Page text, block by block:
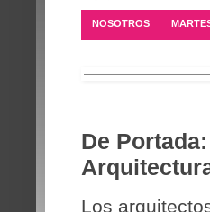
NOSOTROS
De
Los